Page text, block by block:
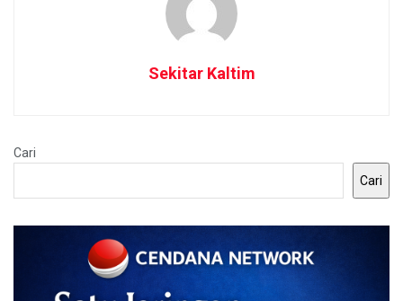
Sekitar Kaltim
Cari
Cari